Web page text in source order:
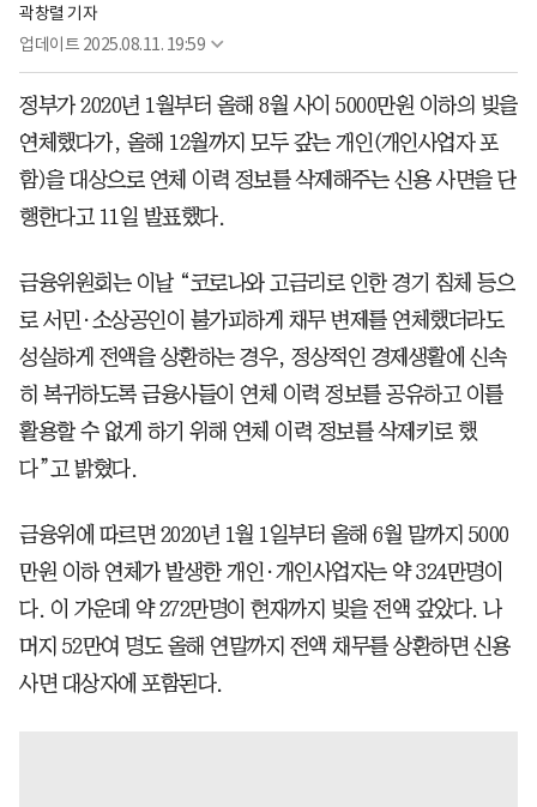
곽창렬 기자
업데이트 2025.08.11. 19:59
정부가 2020년 1월부터 올해 8월 사이 5000만원 이하의 빚을
연체했다가, 올해 12월까지 모두 갚는 개인(개인사업자 포
함)을 대상으로 연체 이력 정보를 삭제해주는 신용 사면을 단
행한다고 11일 발표했다.
금융위원회는 이날 “코로나와 고금리로 인한 경기 침체 등으
로 서민·소상공인이 불가피하게 채무 변제를 연체했더라도
성실하게 전액을 상환하는 경우, 정상적인 경제생활에 신속
히 복귀하도록 금융사들이 연체 이력 정보를 공유하고 이를
활용할 수 없게 하기 위해 연체 이력 정보를 삭제키로 했
다”고 밝혔다.
금융위에 따르면 2020년 1월 1일부터 올해 6월 말까지 5000
만원 이하 연체가 발생한 개인·개인사업자는 약 324만명이
다. 이 가운데 약 272만명이 현재까지 빚을 전액 갚았다. 나
머지 52만여 명도 올해 연말까지 전액 채무를 상환하면 신용
사면 대상자에 포함된다.